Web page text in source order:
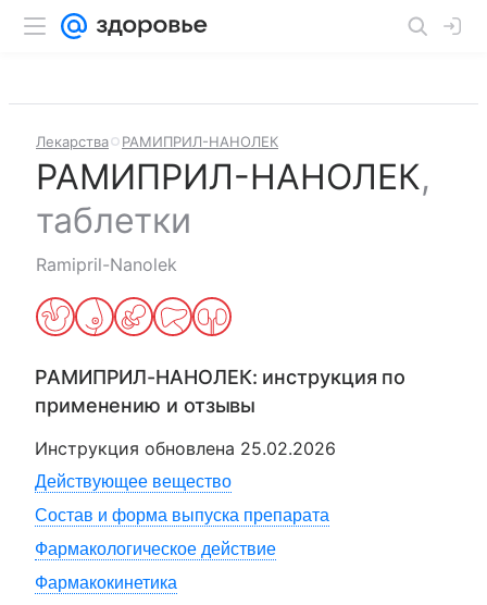
Лекарства РАМИПРИЛ-НАНОЛЕК
РАМИПРИЛ-НАНОЛЕК,
таблетки
Ramipril-Nanolek
РАМИПРИЛ-НАНОЛЕК: инструкция по
применению и отзывы
Инструкция обновлена 25.02.2026
Действующее вещество
Состав и форма выпуска препарата
Фармакологическое действие
Фармакокинетика